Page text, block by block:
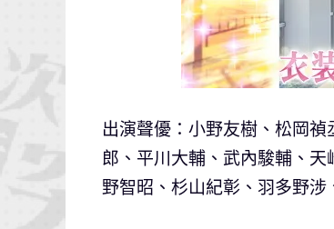
出演聲優：小野友樹、松岡
郎、平川大輔、武內駿輔、
野智昭、杉山紀彰、羽多野涉